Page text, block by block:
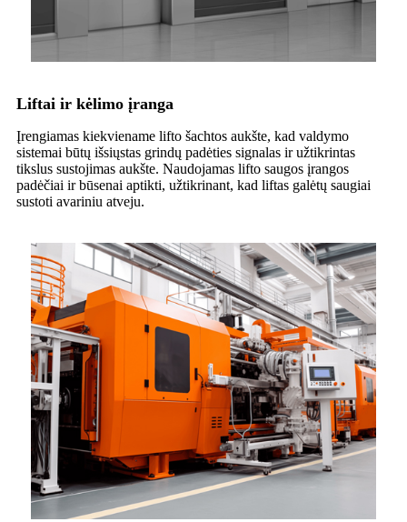
Liftai ir kėlimo įranga
Įrengiamas kiekviename lifto šachtos aukšte, kad valdymo
sistemai būtų išsiųstas grindų padėties signalas ir užtikrintas
tikslus sustojimas aukšte. Naudojamas lifto saugos įrangos
padėčiai ir būsenai aptikti, užtikrinant, kad liftas galėtų saugiai
sustoti avariniu atveju.